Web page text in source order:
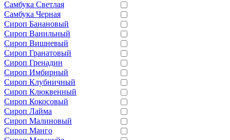
Самбука Светлая
Самбука Черная
Сироп Банановый
Сироп Ванильный
Сироп Вишневый
Сироп Гранатовый
Сироп Гренадин
Сироп Имбирный
Сироп Клубничный
Сироп Клюквенный
Сироп Кокосовый
Сироп Лайма
Сироп Малиновый
Сироп Манго